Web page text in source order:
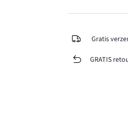
Gratis
GRATIS